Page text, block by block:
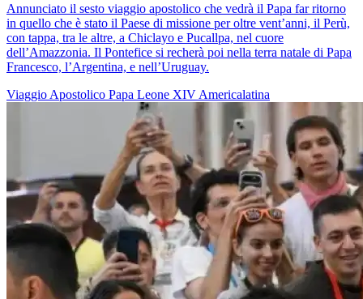
Annunciato il sesto viaggio apostolico che vedrà il Papa far ritorno
in quello che è stato il Paese di missione per oltre vent’anni, il Perù,
con tappa, tra le altre, a Chiclayo e Pucallpa, nel cuore
dell’Amazzonia. Il Pontefice si recherà poi nella terra natale di Papa
Francesco, l’Argentina, e nell’Uruguay.
Viaggio Apostolico Papa Leone XIV Americalatina